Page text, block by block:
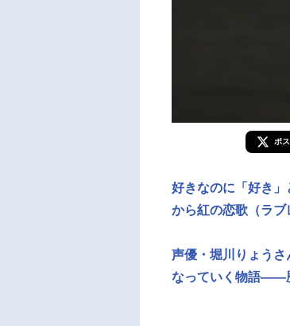
ポ
好きなのに「好き
から紅の恋歌（ラ
声優・堀川りょう
なっていく物語——